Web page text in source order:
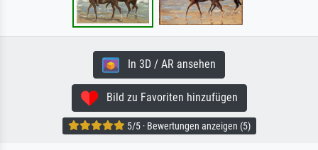
In 3D / AR ansehen
Bild zu Favoriten hinzufügen
5/5 · Bewertungen anzeigen (5)